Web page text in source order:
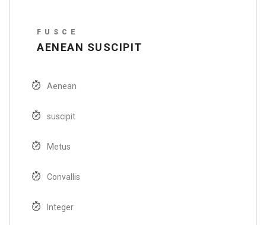
FUSCE
AENEAN SUSCIPIT
Aenean
suscipit
Metus
Convallis
Integer